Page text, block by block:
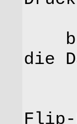
b)
die